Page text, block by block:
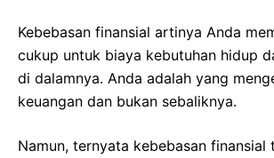
Kebebasan finansial artinya Anda
cukup untuk biaya kebutuhan hidup
di dalamnya. Anda adalah yang
keuangan dan bukan sebaliknya.
Namun, ternyata kebebasan finansial